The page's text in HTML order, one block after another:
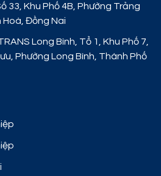
33, Khu Phố 4B, Phường Trảng
Hoà, Đồng Nai
Long Bình, Tổ 1, Khu Phố 7,
Phường Long Bình, Thành Phố